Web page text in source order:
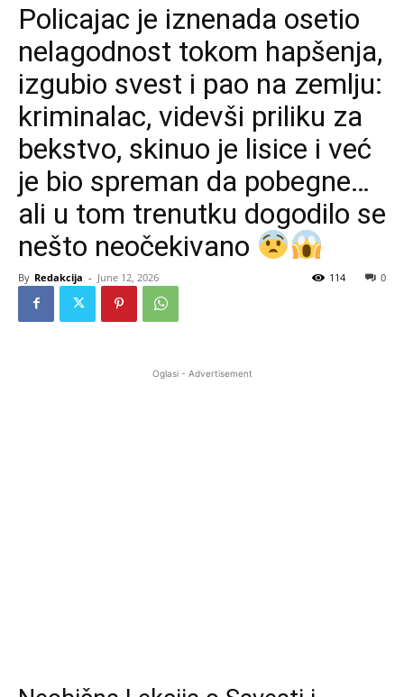
Policajac je iznenada osetio
nelagodnost tokom hapšenja,
izgubio svest i pao na zemlju:
kriminalac, videvši priliku za
bekstvo, skinuo je lisice i već
je bio spreman da pobegne…
ali u tom trenutku dogodilo se
nešto neočekivano
By Redakcija - June 12, 2026 0
114
Oglasi - Advertisement